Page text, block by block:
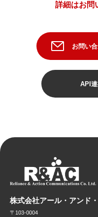
詳細はお問
お問い
API
株式会社アール・アンド
〒103-0004